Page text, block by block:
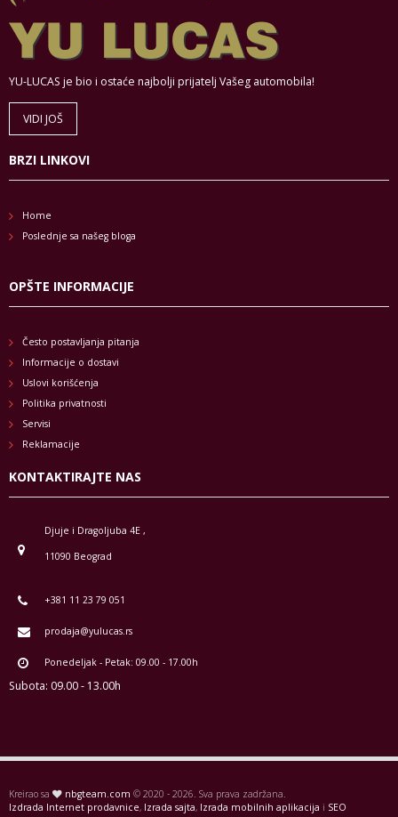
YU-LUCAS je bio i ostaće najbolji prijatelj Vašeg automobila!
VIDI JOŠ
BRZI LINKOVI
Home
Poslednje sa našeg bloga
OPŠTE INFORMACIJE
Često postavljanja pitanja
Informacije o dostavi
Uslovi korišćenja
Politika privatnosti
Servisi
Reklamacije
KONTAKTIRAJTE NAS
Djuje i Dragoljuba 4E ,
11090 Beograd
+381 11 23 79 051
prodaja@yulucas.rs
Ponedeljak - Petak: 09.00 - 17.00h
Subota: 09.00 - 13.00h
Kreirao sa nbgteam.com © 2020 - 2026. Sva prava zadržana.
Izdrada Internet prodavnice, Izrada sajta, Izrada mobilnih aplikacija i SEO